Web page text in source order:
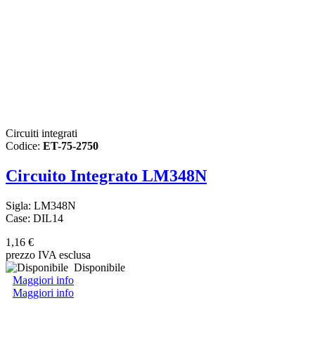
Circuiti integrati
Codice: ET-75-2750
Circuito Integrato LM348N
Sigla: LM348N
Case: DIL14
1,16 €
prezzo IVA esclusa
Disponibile
Maggiori info
Maggiori info